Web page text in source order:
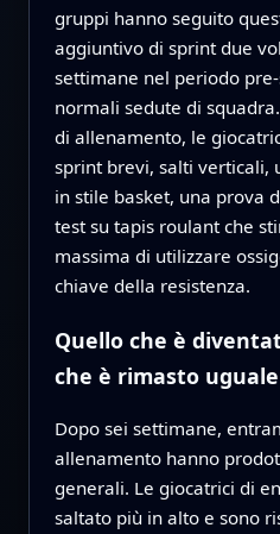
gruppi hanno seguito
aggiuntivo di sprint due
settimane nel periodo
normali sedute di
di allenamento, le
sprint brevi, salti verticali,
in stile basket, una prova
test su tapis roulant che
massima di utilizzare
chiave della resistenza.
Quello che è
che è rimasto uguale
Dopo sei settimane,
allenamento hanno
generali. Le giocatrici di
saltato più in alto e sono